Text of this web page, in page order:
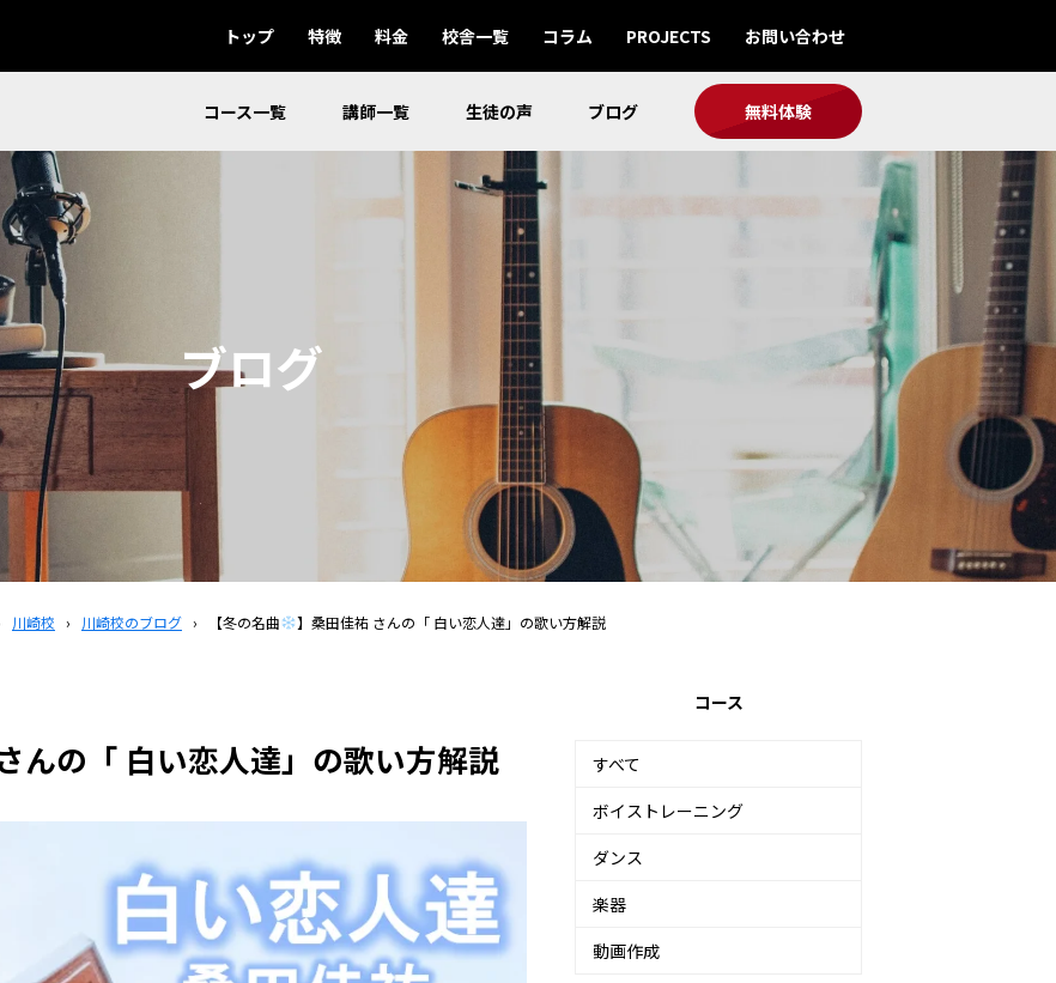
トップ 特徴 料金 校舎一覧 コラム PROJECTS お問い合わせ
コース一覧 講師一覧 生徒の声 ブログ 無料体験
ブログ
川崎校 › 川崎校のブログ › 【冬の名曲 】桑田佳祐 さんの「 白い恋人達」の歌い方解説
んの「 白い恋人達」の歌い方解説
コース
すべて
ボイストレーニング
ダンス
楽器
動画作成